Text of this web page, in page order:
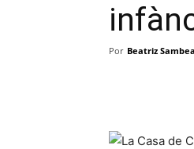
Por Beatriz